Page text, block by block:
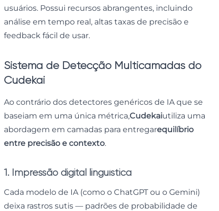
usuários. Possui recursos abrangentes, incluindo
análise em tempo real, altas taxas de precisão e
feedback fácil de usar.
Sistema de Detecção Multicamadas do
Cudekai
Ao contrário dos detectores genéricos de IA que se
baseiam em uma única métrica,Cudekaiutiliza uma
abordagem em camadas para entregarequilíbrio
entre precisão e contexto.
1. Impressão digital linguística
Cada modelo de IA (como o ChatGPT ou o Gemini)
deixa rastros sutis — padrões de probabilidade de